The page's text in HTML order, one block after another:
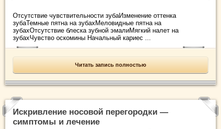
Отсутствие чувствительности зубаИзменение оттенка
зубаТемные пятна на зубахМеловидные пятна на
зубахОтсутствие блеска зубной эмалиМягкий налет на
зубахЧувство оскомины Начальный кариес ...
Читать запись полностью
Искривление носовой перегородки —
симптомы и лечение